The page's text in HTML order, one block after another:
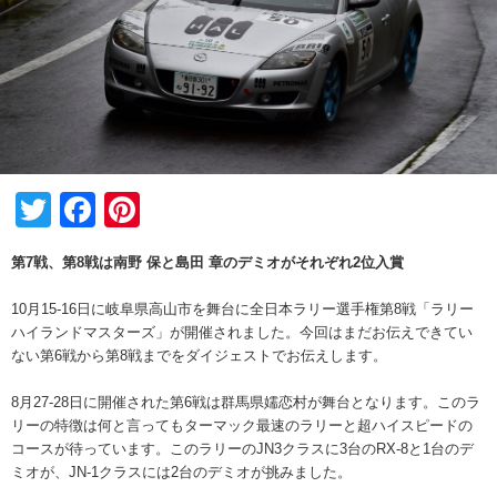
TwitterFacebook
第7戦、第8戦は南野 保と島田 章のデミオがそれぞれ2位入賞
10月15-16日に岐阜県高山市を舞台に全日本ラリー選手権第8戦「ラリー
ハイランドマスターズ」が開催されました。今回はまだお伝えできてい
ない第6戦から第8戦までをダイジェストでお伝えします。
8月27-28日に開催された第6戦は群馬県嬬恋村が舞台となります。このラ
リーの特徴は何と言ってもターマック最速のラリーと超ハイスピードの
コースが待っています。このラリーのJN3クラスに3台のRX-8と1台のデ
ミオが、JN-1クラスには2台のデミオが挑みました。